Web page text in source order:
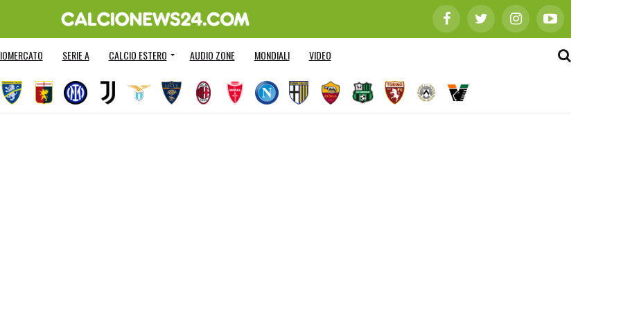
SERIE A CALCIO ESTERO AUDIO ZONE MONDIALI VIDEO